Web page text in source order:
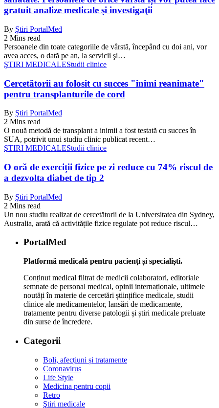
gratuit analize medicale şi investigaţii
By Știri PortalMed
2 Mins read
Persoanele din toate categoriile de vârstă, începând cu doi ani, vor
avea acces, o dată pe an, la servicii şi…
ŞTIRI MEDICALEStudii clinice
Cercetătorii au folosit cu succes "inimi reanimate"
pentru transplanturile de cord
By Știri PortalMed
2 Mins read
O nouă metodă de transplant a inimii a fost testată cu succes în
SUA, potrivit unui studiu clinic publicat recent…
ŞTIRI MEDICALEStudii clinice
O oră de exerciții fizice pe zi reduce cu 74% riscul de
a dezvolta diabet de tip 2
By Știri PortalMed
2 Mins read
Un nou studiu realizat de cercetătorii de la Universitatea din Sydney,
Australia, arată că activitățile fizice regulate pot reduce riscul…
PortalMed
Platformă medicală pentru pacienți și specialiști.
Conținut medical filtrat de medicii colaboratori, editoriale
semnate de personal medical, opinii internaționale, ultimele
noutăți în materie de cercetări științifice medicale, studii
clinice ale medicamentelor, lansări de medicamente,
tratamente pentru diverse patologii și știri medicale preluate
din surse de încredere.
Categorii
Boli, afecțiuni și tratamente
Coronavirus
Life Style
Medicina pentru copii
Retro
Ştiri medicale